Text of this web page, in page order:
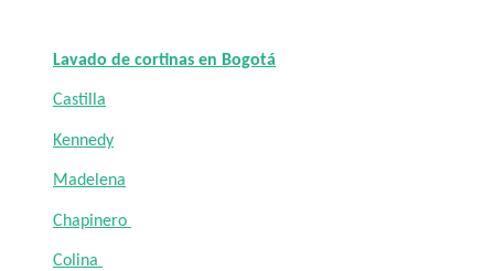
Lavado de cortinas en Bogotá
Castilla
Kennedy
Madelena
Chapinero
Colina